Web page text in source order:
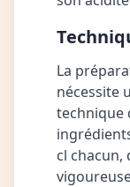
La
nécessite
technique
cl chacun,